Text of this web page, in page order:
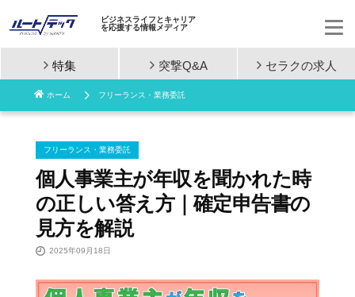
コ
ン
ビジネスライフとキャリア
を応援する情報メディア
特集 突撃Q&A セラクの求人
ホーム フリーランス・業務委託
フリーランス・業務委託
個人事業主が年収を聞かれた時
の正しい答え方｜確定申告書の
見方を解説
2025年09月18日